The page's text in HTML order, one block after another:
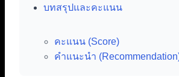
บทสรุปและคะแนน
คะแนน (Score)
คำแนะนำ